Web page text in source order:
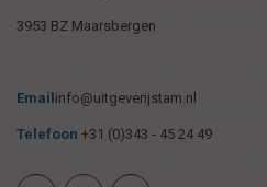
3953 BZ Maarsbergen
Email info@uitgeverijstam.nl
Telefoon +31 (0)343 - 45 24 49